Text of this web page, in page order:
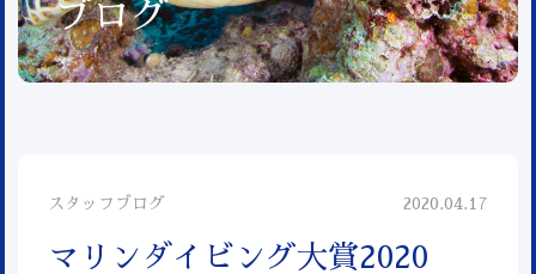
ブログ
スタッフブログ 2020.04.17
マリンダイビング大賞2020